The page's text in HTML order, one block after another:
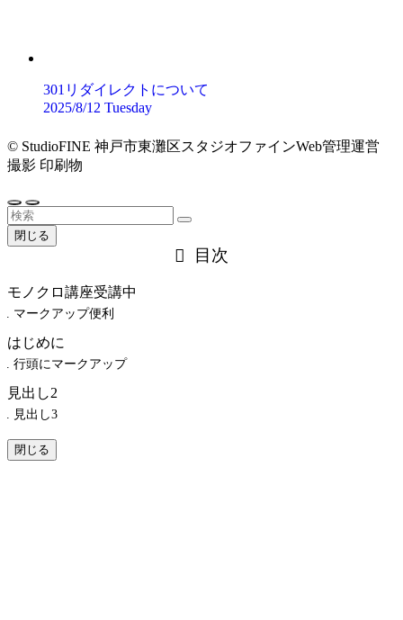
301リダイレクトについて
2025/8/12 Tuesday
© StudioFINE 神戸市東灘区スタジオファインWeb管理運営
撮影 印刷物
閉じる
目次
モノクロ講座受講中
マークアップ便利
はじめに
行頭にマークアップ
見出し2
見出し3
閉じる